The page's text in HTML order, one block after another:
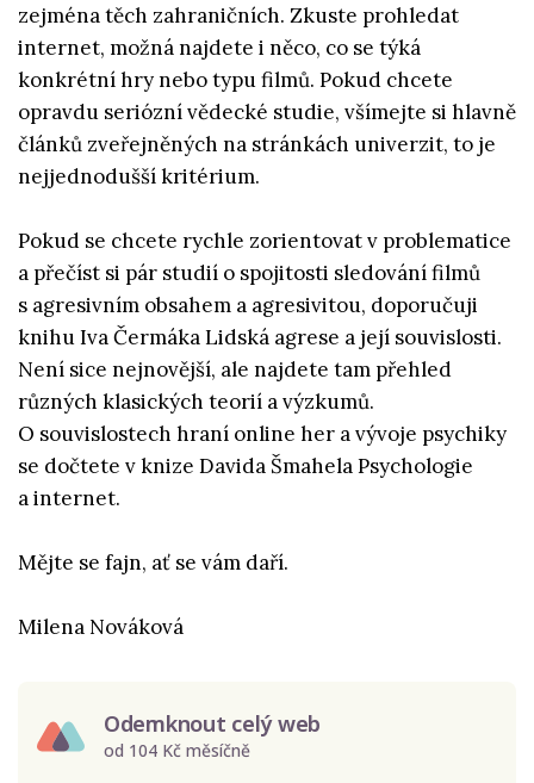
zejména těch zahraničních. Zkuste prohledat
internet, možná najdete i něco, co se týká
konkrétní hry nebo typu filmů. Pokud chcete
opravdu seriózní vědecké studie, všímejte si hlavně
článků zveřejněných na stránkách univerzit, to je
nejjednodušší kritérium.
Pokud se chcete rychle zorientovat v problematice
a přečíst si pár studií o spojitosti sledování filmů
s agresivním obsahem a agresivitou, doporučuji
knihu Iva Čermáka Lidská agrese a její souvislosti.
Není sice nejnovější, ale najdete tam přehled
různých klasických teorií a výzkumů.
O souvislostech hraní online her a vývoje psychiky
se dočtete v knize Davida Šmahela Psychologie
a internet.
Mějte se fajn, ať se vám daří.
Milena Nováková
Odemknout celý web
od 104 Kč měsíčně